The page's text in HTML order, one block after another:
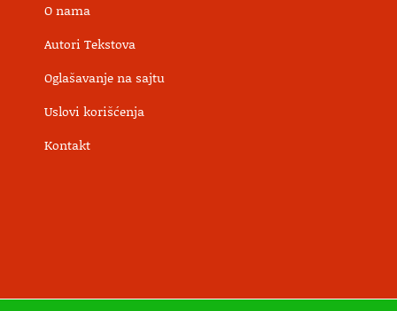
O nama
Autori Tekstova
Oglašavanje na sajtu
Uslovi korišćenja
Kontakt